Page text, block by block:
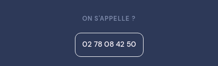
ON S'APPELLE ?
02 78 08 42 50